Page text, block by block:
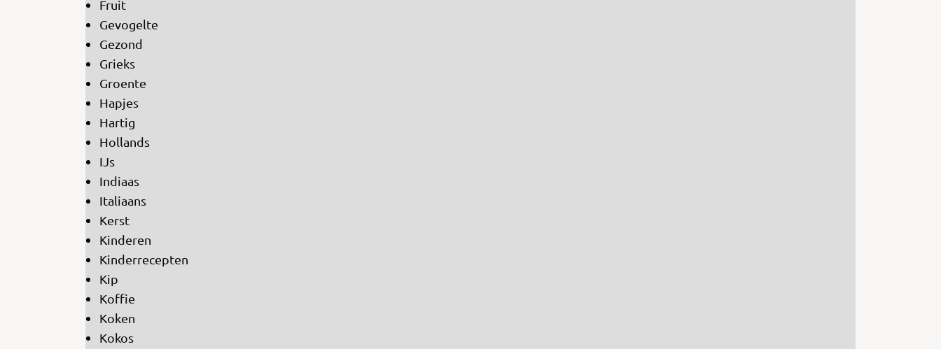
Fruit
Gevogelte
Gezond
Grieks
Groente
Hapjes
Hartig
Hollands
IJs
Indiaas
Italiaans
Kerst
Kinderen
Kinderrecepten
Kip
Koffie
Koken
Kokos